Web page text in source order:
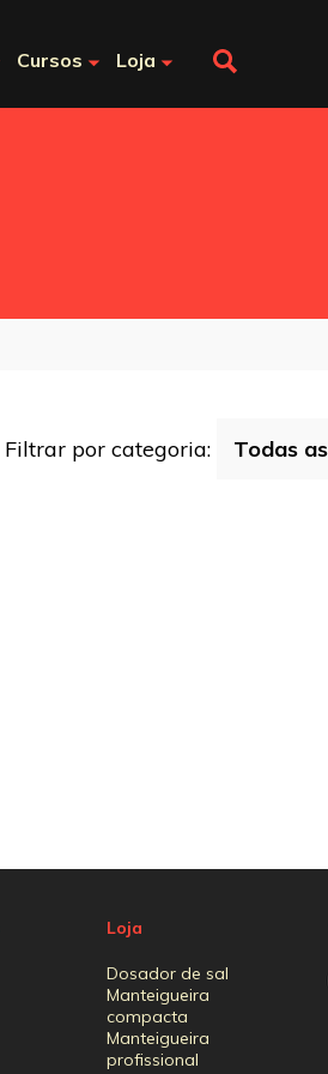
Cursos Loja
Filtrar por categoria:
Loja
Dosador de sal
Manteigueira
compacta
Manteigueira
profissional